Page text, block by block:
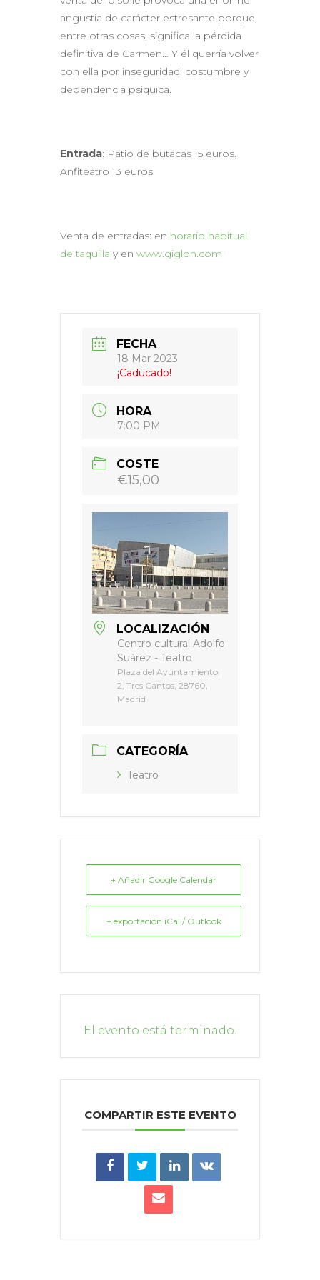
angustia de carácter estresante porque,
entre otras cosas, significa la pérdida
definitiva de Carmen… Y él querría volver
con ella por inseguridad, costumbre y
dependencia psíquica.
Entrada: Patio de butacas 15 euros.
Anfiteatro 13 euros.
Venta de entradas: en horario habitual
de taquilla y en www.giglon.com
FECHA
18 Mar 2023
¡Caducado!
HORA
7:00 PM
COSTE
€15,00
LOCALIZACIÓN
Centro cultural Adolfo
Suárez - Teatro
Plaza del Ayuntamiento,
2, Tres Cantos, 28760,
Madrid
CATEGORÍA
Teatro
+ Añadir Google Calendar
+ exportación iCal / Outlook
El evento está terminado.
COMPARTIR ESTE EVENTO